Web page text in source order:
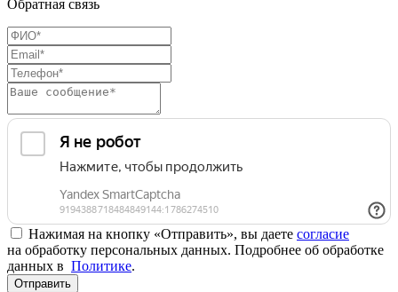
Обратная связь
Нажимая на кнопку «Отправить», вы даете согласие
на обработку персональных данных. Подробнее об обработке
данных в Политике.
Отправить